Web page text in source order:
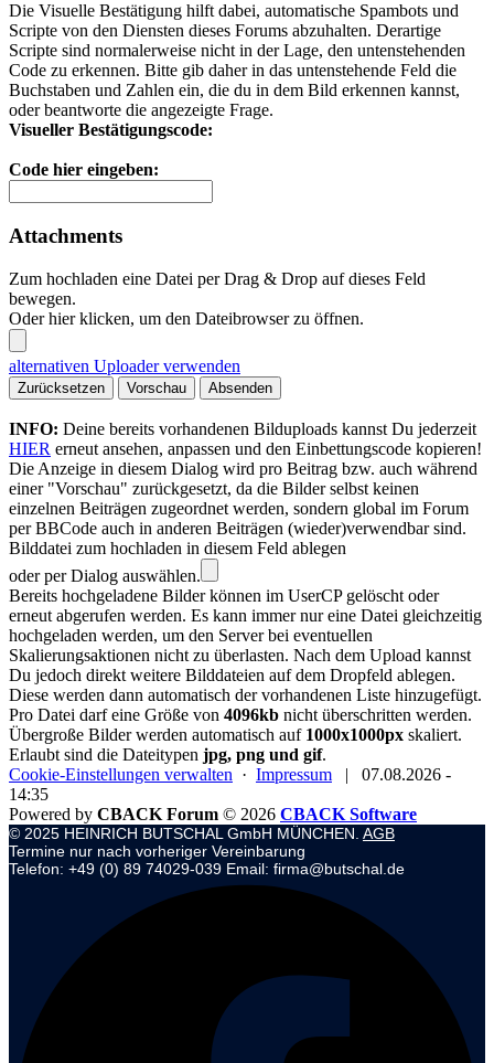
Die Visuelle Bestätigung hilft dabei, automatische Spambots und
Scripte von den Diensten dieses Forums abzuhalten. Derartige
Scripte sind normalerweise nicht in der Lage, den untenstehenden
Code zu erkennen. Bitte gib daher in das untenstehende Feld die
Buchstaben und Zahlen ein, die du in dem Bild erkennen kannst,
oder beantworte die angezeigte Frage.
Visueller Bestätigungscode:
Code hier eingeben:
Attachments
Zum hochladen eine Datei per Drag & Drop auf dieses Feld
bewegen.
Oder hier klicken, um den Dateibrowser zu öffnen.
alternativen Uploader verwenden
Zurücksetzen Vorschau Absenden
INFO: Deine bereits vorhandenen Bilduploads kannst Du jederzeit
HIER erneut ansehen, anpassen und den Einbettungscode kopieren!
Die Anzeige in diesem Dialog wird pro Beitrag bzw. auch während
einer "Vorschau" zurückgesetzt, da die Bilder selbst keinen
einzelnen Beiträgen zugeordnet werden, sondern global im Forum
per BBCode auch in anderen Beiträgen (wieder)verwendbar sind.
Bilddatei zum hochladen in diesem Feld ablegen
oder per Dialog auswählen.
Bereits hochgeladene Bilder können im UserCP gelöscht oder
erneut abgerufen werden. Es kann immer nur eine Datei gleichzeitig
hochgeladen werden, um den Server bei eventuellen
Skalierungsaktionen nicht zu überlasten. Nach dem Upload kannst
Du jedoch direkt weitere Bilddateien auf dem Dropfeld ablegen.
Diese werden dann automatisch der vorhandenen Liste hinzugefügt.
Pro Datei darf eine Größe von 4096kb nicht überschritten werden.
Übergroße Bilder werden automatisch auf 1000x1000px skaliert.
Erlaubt sind die Dateitypen jpg, png und gif.
Cookie-Einstellungen verwalten · Impressum |
07.08.2026 -
14:35
Powered by CBACK Forum © 2026 CBACK Software
© 2025 HEINRICH BUTSCHAL GmbH MÜNCHEN. AGB
Termine nur nach vorheriger Vereinbarung
Telefon: +49 (0) 89 74029-039 Email: firma@butschal.de